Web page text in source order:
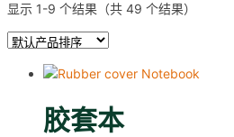
显示 1-9 个结果（共 49 个结果）
胶套本